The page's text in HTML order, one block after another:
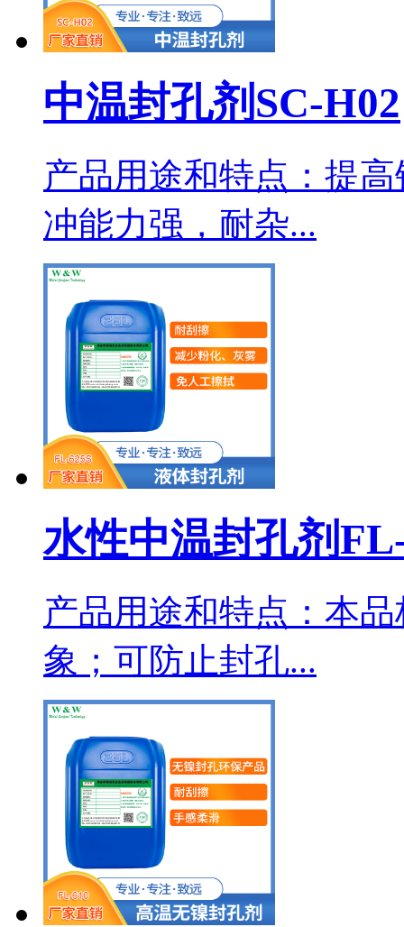
中温封孔剂SC-H02
产品用途和特点：提
冲能力强，耐杂...
水性中温封孔剂
产品用途和特点：本
象；可防止封孔...